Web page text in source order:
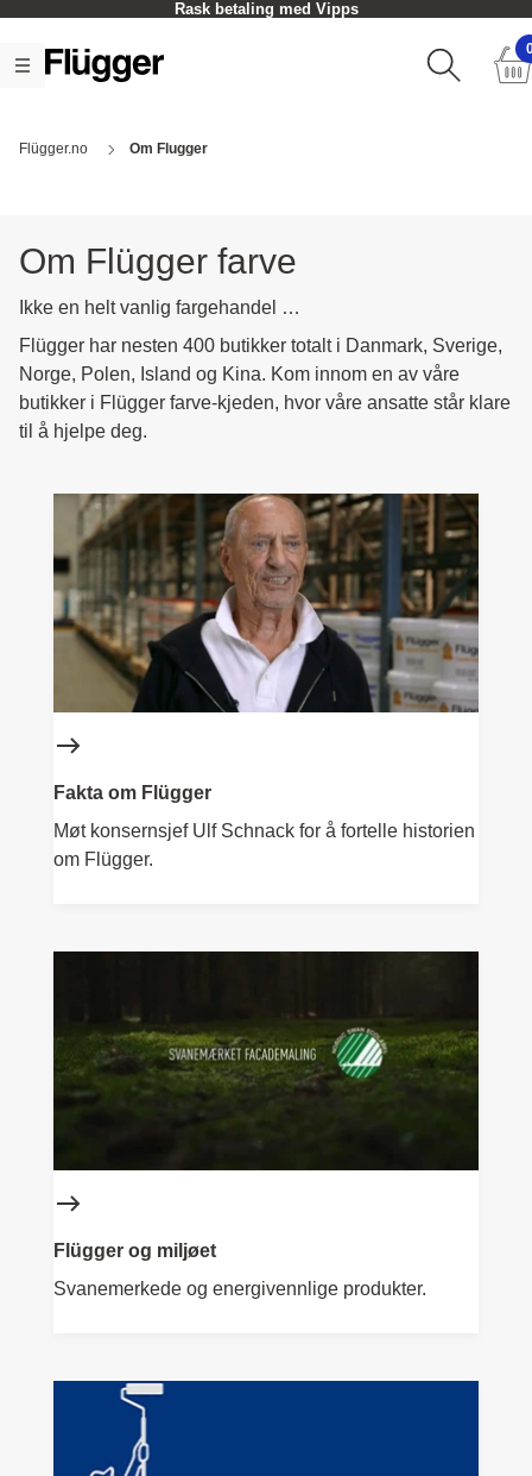
Rask betaling med Vipps
Flügger.no Om Flugger
Om Flügger farve
Ikke en helt vanlig fargehandel …
Flügger har nesten 400 butikker totalt i Danmark, Sverige,
Norge, Polen, Island og Kina. Kom innom en av våre
butikker i Flügger farve-kjeden, hvor våre ansatte står klare
til å hjelpe deg.
Fakta om Flügger
Møt konsernsjef Ulf Schnack for å fortelle historien
om Flügger.
Flügger og miljøet
Svanemerkede og energivennlige produkter.